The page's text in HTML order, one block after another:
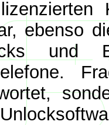
ebenso
und